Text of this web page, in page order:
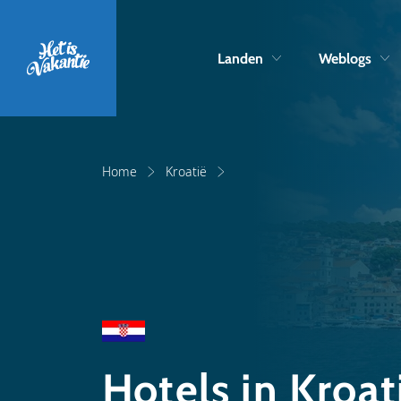
Landen Weblogs
Home Kroatië
Hotels in